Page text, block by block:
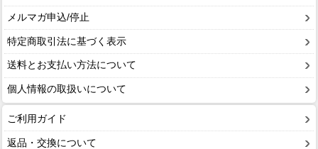
メルマガ申込/停止
特定商取引法に基づく表示
送料とお支払い方法について
個人情報の取扱いについて
ご利用ガイド
返品・交換について